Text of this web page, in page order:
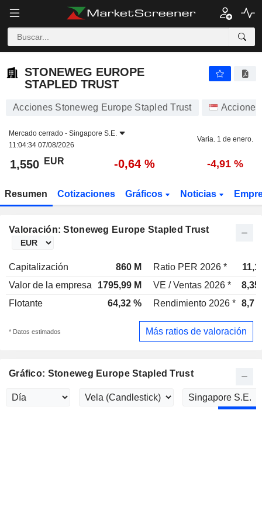
STONEWEG EUROPE
STAPLED TRUST
Acciones Stoneweg Europe Stapled Trust Acciones
Mercado cerrado - Singapore S.E.
11:04:34 07/08/2026
Varia. 1 de enero.
1,550 EUR -0,64 % -4,91 %
Resumen Cotizaciones Gráficos Noticias
Valoración: Stoneweg Europe Stapled Trust
Capitalización 860 M Ratio PER 2026 *
Valor de la empresa
1795,99 M VE / Ventas 2026 *
Flotante
64,32 % Rendimiento 2026 * 8,7
* Datos estimados Más ratios de valoración
Gráfico: Stoneweg Europe Stapled Trust